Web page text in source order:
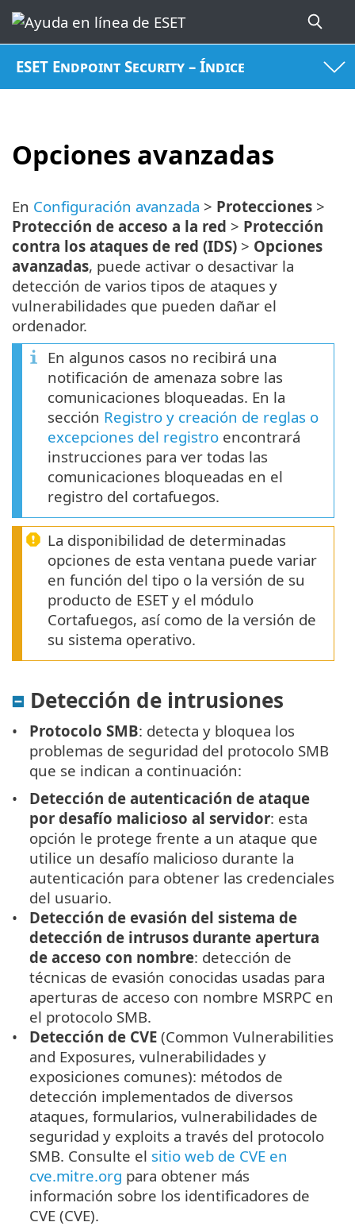
ESET Endpoint Security – Índice
Opciones avanzadas
En Configuración avanzada > Protecciones >
Protección de acceso a la red > Protección
contra los ataques de red (IDS) > Opciones
avanzadas, puede activar o desactivar la
detección de varios tipos de ataques y
vulnerabilidades que pueden dañar el
ordenador.
En algunos casos no recibirá una
notificación de amenaza sobre las
comunicaciones bloqueadas. En la
sección Registro y creación de reglas o
excepciones del registro encontrará
instrucciones para ver todas las
comunicaciones bloqueadas en el
registro del cortafuegos.
La disponibilidad de determinadas
opciones de esta ventana puede variar
en función del tipo o la versión de su
producto de ESET y el módulo
Cortafuegos, así como de la versión de
su sistema operativo.
Detección de intrusiones
Protocolo SMB: detecta y bloquea los
problemas de seguridad del protocolo SMB
que se indican a continuación:
Detección de autenticación de ataque
por desafío malicioso al servidor: esta
opción le protege frente a un ataque que
utilice un desafío malicioso durante la
autenticación para obtener las credenciales
del usuario.
Detección de evasión del sistema de
detección de intrusos durante apertura
de acceso con nombre: detección de
técnicas de evasión conocidas usadas para
aperturas de acceso con nombre MSRPC en
el protocolo SMB.
Detección de CVE (Common Vulnerabilities
and Exposures, vulnerabilidades y
exposiciones comunes): métodos de
detección implementados de diversos
ataques, formularios, vulnerabilidades de
seguridad y exploits a través del protocolo
SMB. Consulte el sitio web de CVE en
cve.mitre.org para obtener más
información sobre los identificadores de
CVE (CVE).